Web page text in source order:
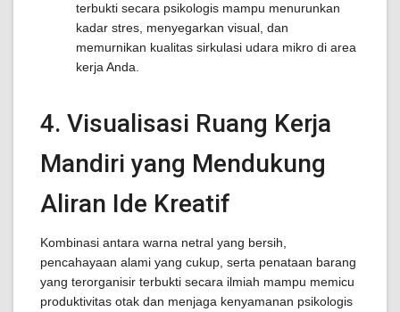
terbukti secara psikologis mampu menurunkan
kadar stres, menyegarkan visual, dan
memurnikan kualitas sirkulasi udara mikro di area
kerja Anda.
4. Visualisasi Ruang Kerja
Mandiri yang Mendukung
Aliran Ide Kreatif
Kombinasi antara warna netral yang bersih,
pencahayaan alami yang cukup, serta penataan barang
yang terorganisir terbukti secara ilmiah mampu memicu
produktivitas otak dan menjaga kenyamanan psikologis